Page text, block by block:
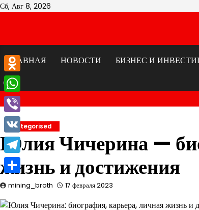
Перейти
Сб, Авг 8, 2026
ГЛАВНАЯ
НОВОСТИ БИЗНЕС И
Uncategorised
Юлия Чичерина —
жизнь и достижения
mining_broth 17 февраля 2023
Odnoklassniki
WhatsApp
Viber
VK
Telegram
Отправить